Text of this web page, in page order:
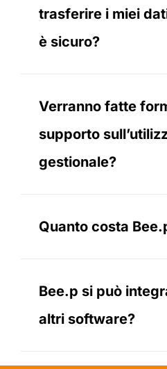
trasferire i miei
è sicuro?
Verranno fatte
supporto
gestionale?
Quanto costa
Bee.p si può
altri software?